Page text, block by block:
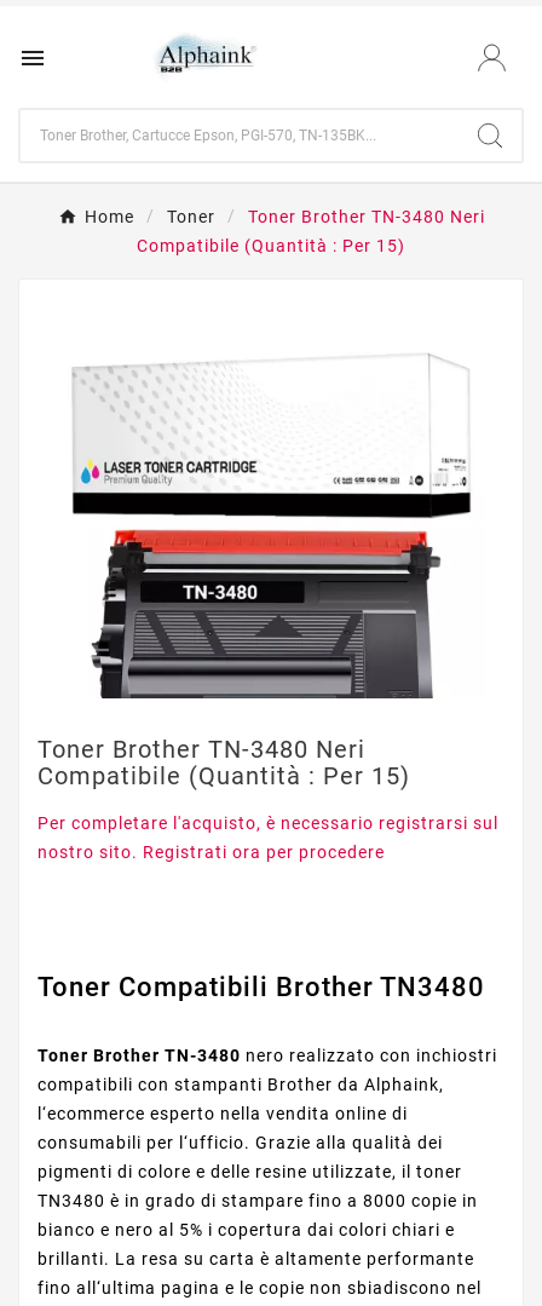

Home Toner
Toner Brother TN-3480 Neri
Compatibile (Quantità : Per 15)
Toner Brother TN-3480 Neri
Compatibile (Quantità : Per 15)
Per completare l'acquisto, è necessario registrarsi sul
nostro sito. Registrati ora per procedere
Toner Compatibili Brother TN3480
Toner Brother TN-3480 nero realizzato con inchiostri
compatibili con stampanti Brother da Alphaink,
l‘ecommerce esperto nella vendita online di
consumabili per l‘ufficio. Grazie alla qualità dei
pigmenti di colore e delle resine utilizzate, il toner
TN3480 è in grado di stampare fino a 8000 copie in
bianco e nero al 5% i copertura dai colori chiari e
brillanti. La resa su carta è altamente performante
fino all‘ultima pagina e le copie non sbiadiscono nel